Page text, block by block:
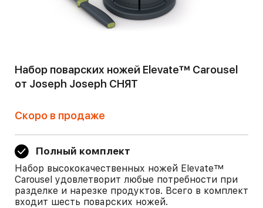
Набор поварских ножей Elevate™ Carousel
от Joseph Joseph СНЯТ
Скоро в продаже
Полный комплект
Набор высококачественных ножей Elevate™
Carousel удовлетворит любые потребности при
разделке и нарезке продуктов. Всего в комплект
входит шесть поварских ножей.